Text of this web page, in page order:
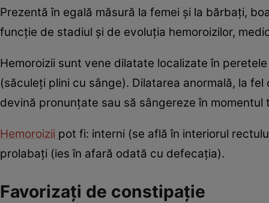
Prezentă în egală măsură la femei şi la bărbaţi,
funcţie de stadiul şi de evoluţia hemoroizilor,
Hemoroizii sunt vene dilatate localizate în
(săculeţi plini cu sânge). Dilatarea anormală, la
devină pronunţate sau să sângereze în
Hemoroizii pot fi: interni (se află în interiorul
prolabaţi (ies în afară odată cu defecaţia).
Favorizaţi de constipaţie